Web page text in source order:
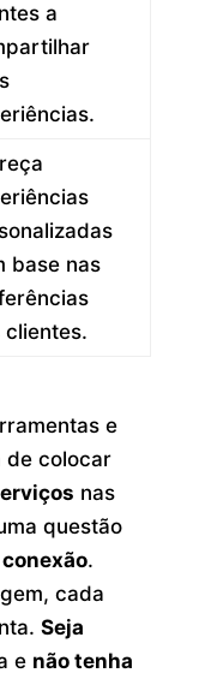
a
base nas
clientes.
e
de colocar
nas
questão
conexão.
cada
Seja
e não tenha